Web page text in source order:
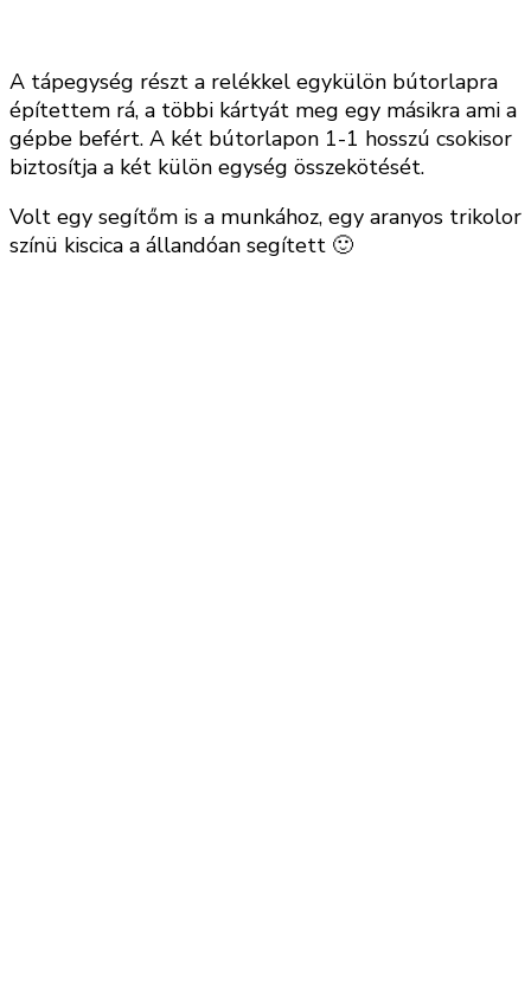
A tápegység részt a relékkel egykülön bútorlapra
építettem rá, a többi kártyát meg egy másikra ami a
gépbe befért. A két bútorlapon 1-1 hosszú csokisor
biztosítja a két külön egység összekötését.
Volt egy segítőm is a munkához, egy aranyos trikolor
színü kiscica a állandóan segített 🙂